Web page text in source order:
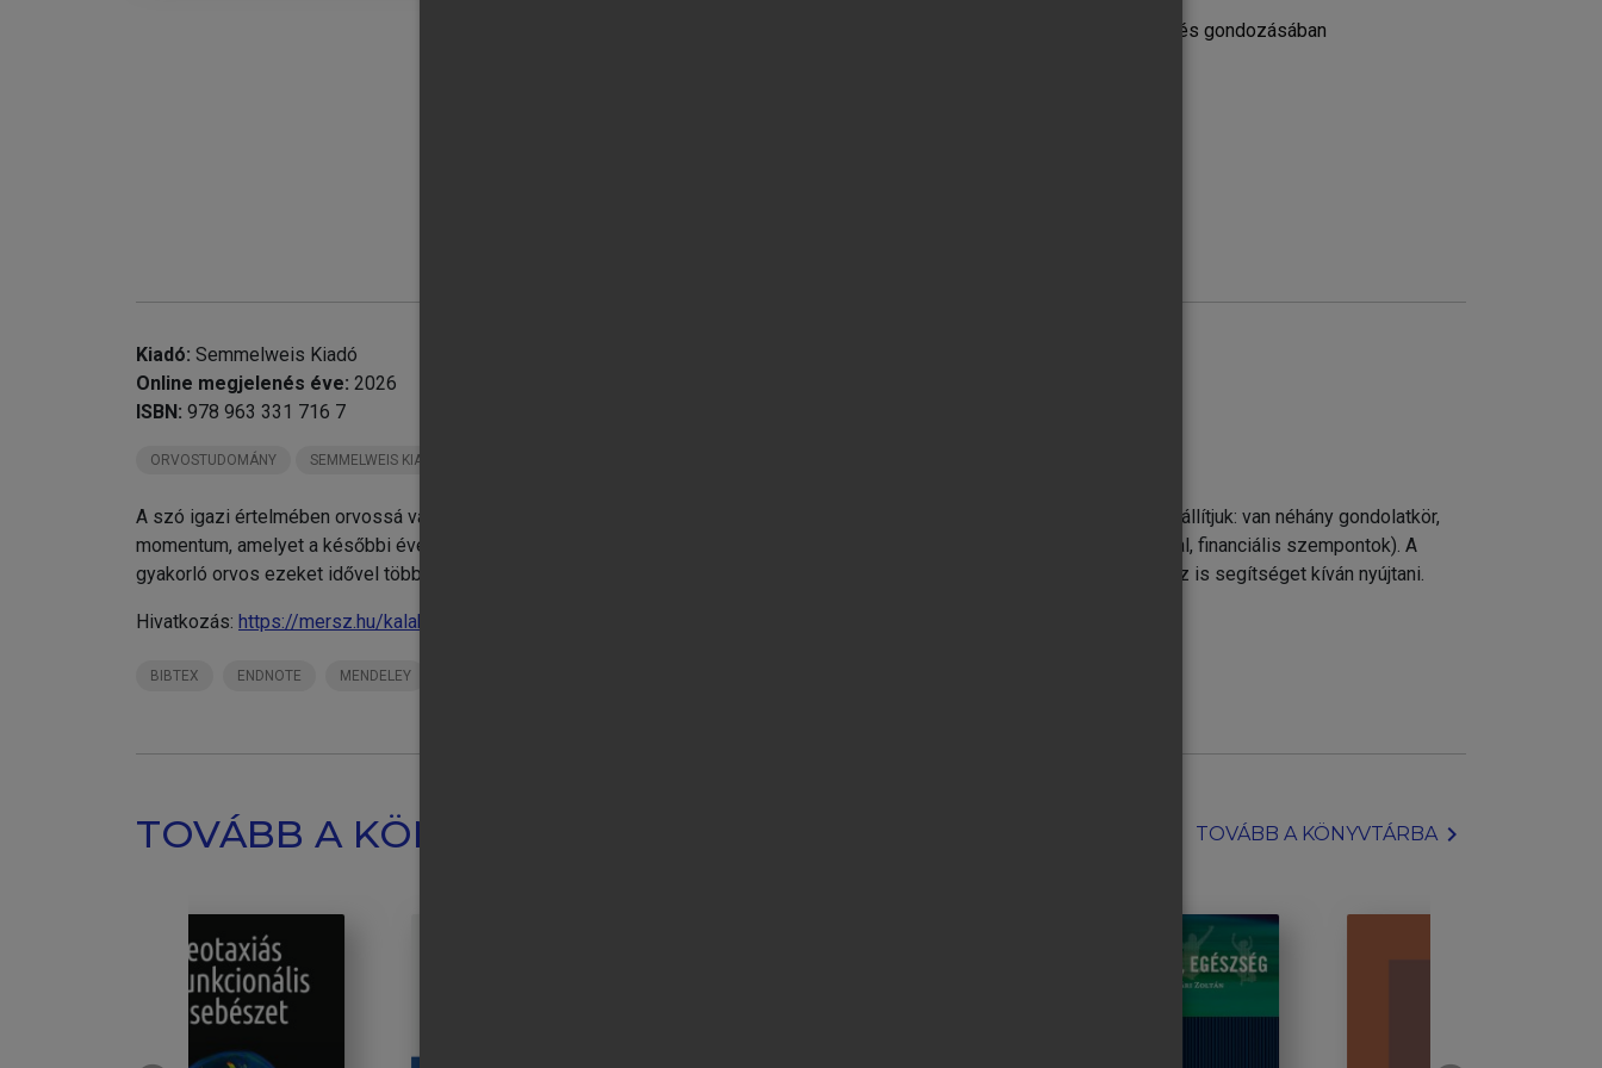
6. A család szerepe az egészség fenntartásában, a betegségek kialakulásában és gondozásában
Kiadó: Semmelweis Kiadó
Online megjelenés éve: 2026
ISBN: 978 963 331 716 7
ORVOSTUDOMÁNY SEMMELWEIS KIADÓ KÖNYVEI
A szó igazi értelmében orvossá válni nem könnyű feladat. Évtizedek munkája kell hozzá. A hosszú oktatói tapasztalat alapján állítjuk: van néhány gondolatkör,
momentum, amelyet a későbbi évek alatt nem hangsúlyoznak eléggé (pl. orvos-példakép, kudarckezelés, önálló döntéshozatal, financiális szempontok). A
gyakorló orvos ezeket idővel többé-kevésbé mégis elsajátítja, a mások és gyakran saját kudarcain keresztül. Az új tárgy ehhez is segítséget kíván nyújtani.
Hivatkozás: https://mersz.hu/kalabay-eory-bevezetes-a-klinikumba//
BIBTEX ENDNOTE MENDELEY
TOVÁBB A KÖNYVTÁRBA TOVÁBB A KÖNYVTÁRBAchevron_right